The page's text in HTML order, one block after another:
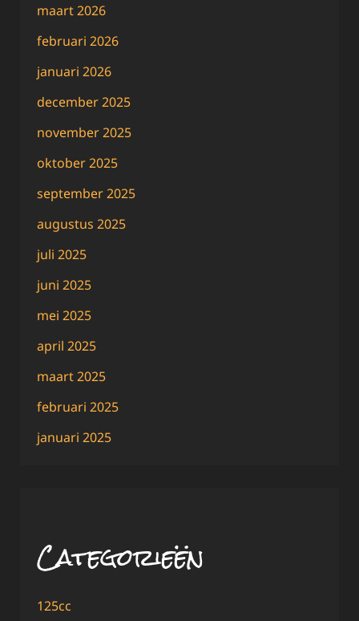
maart 2026
februari 2026
januari 2026
december 2025
november 2025
oktober 2025
september 2025
augustus 2025
juli 2025
juni 2025
mei 2025
april 2025
maart 2025
februari 2025
januari 2025
Categorieën
125cc